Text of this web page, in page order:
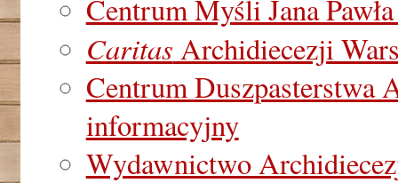
Centrum Myśli Jana
Caritas Archidiecezji
Centrum Duszpasterstwa
informacyjny
Wydawnictwo